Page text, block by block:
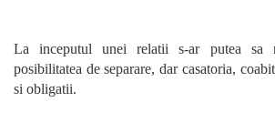
La inceputul unei relatii s-ar putea sa
posibilitatea de separare, dar casatoria,
si obligatii.